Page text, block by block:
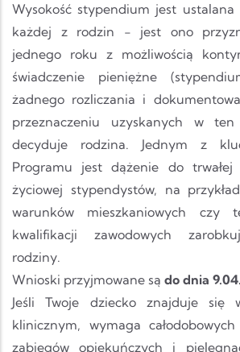
Wysokość stypendium jest
każdej z rodzin - jest ono
jednego roku z możliwością
świadczenie pieniężne
żadnego rozliczania i
przeznaczeniu uzyskanych w
decyduje rodzina. Jednym z
Programu jest dążenie do trwałej
życiowej stypendystów, na
warunków mieszkaniowych czy
kwalifikacji zawodowych
rodziny.
Wnioski przyjmowane są do dnia
Jeśli Twoje dziecko znajduje się
klinicznym, wymaga
zabiegów opiekuńczych i